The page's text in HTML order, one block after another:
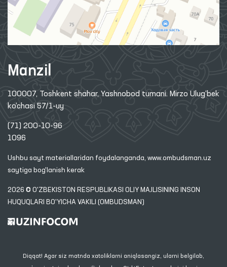
Manzil
100007, Toshkent shahar, Yashnobod tumani. Mirzo Ulug‘bek
ko‘chasi 57/1-uy
(71) 200-10-96
1096
Ushbu sayt materiallaridan foydalanganda, www.ombudsman.uz
saytiga bog'lanish kerak
2026 © O'ZBEKISTON RESPUBLIKASI OLIY MAJLISINING INSON
HUQUQLARI BO'YICHA VAKILI (OMBUDSMAN)
Diqqat! Agar siz matnda xatoliklarni aniqlasangiz, ularni belgilab,